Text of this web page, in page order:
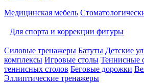
Медицинская мебель
Для спорта и коррекции фигуры
Силовые тренажеры Батуты Детские
комплексы Игровые столы Теннисные
теннисных столов Беговые дорожки
Эллиптические тренажеры